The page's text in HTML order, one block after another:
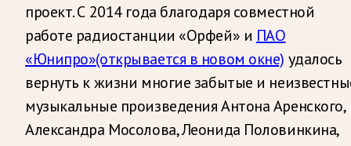
проект. С 2014 года благодаря совместной
работе радиостанции «Орфей» и ПАО
«Юнипро»(открывается в новом окне) удалось
вернуть к жизни многие забытые и
музыкальные произведения Антона Аренского,
Александра Мосолова, Леонида Половинкина,